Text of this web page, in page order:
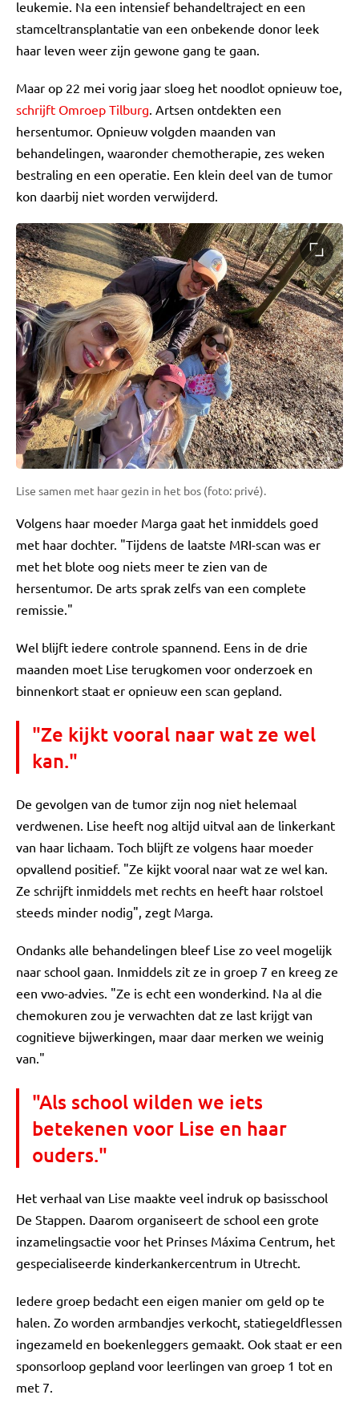
leukemie. Na een intensief behandeltraject en een
stamceltransplantatie van een onbekende donor leek
haar leven weer zijn gewone gang te gaan.
Maar op 22 mei vorig jaar sloeg het noodlot opnieuw toe,
schrijft Omroep Tilburg. Artsen ontdekten een
hersentumor. Opnieuw volgden maanden van
behandelingen, waaronder chemotherapie, zes weken
bestraling en een operatie. Een klein deel van de tumor
kon daarbij niet worden verwijderd.
Lise samen met haar gezin in het bos (foto: privé).
Volgens haar moeder Marga gaat het inmiddels goed
met haar dochter. "Tijdens de laatste MRI-scan was er
met het blote oog niets meer te zien van de
hersentumor. De arts sprak zelfs van een complete
remissie."
Wel blijft iedere controle spannend. Eens in de drie
maanden moet Lise terugkomen voor onderzoek en
binnenkort staat er opnieuw een scan gepland.
"Ze kijkt vooral naar wat ze wel
kan."
De gevolgen van de tumor zijn nog niet helemaal
verdwenen. Lise heeft nog altijd uitval aan de linkerkant
van haar lichaam. Toch blijft ze volgens haar moeder
opvallend positief. "Ze kijkt vooral naar wat ze wel kan.
Ze schrijft inmiddels met rechts en heeft haar rolstoel
steeds minder nodig", zegt Marga.
Ondanks alle behandelingen bleef Lise zo veel mogelijk
naar school gaan. Inmiddels zit ze in groep 7 en kreeg ze
een vwo-advies. "Ze is echt een wonderkind. Na al die
chemokuren zou je verwachten dat ze last krijgt van
cognitieve bijwerkingen, maar daar merken we weinig
van."
"Als school wilden we iets
betekenen voor Lise en haar
ouders."
Het verhaal van Lise maakte veel indruk op basisschool
De Stappen. Daarom organiseert de school een grote
inzamelingsactie voor het Prinses Máxima Centrum, het
gespecialiseerde kinderkankercentrum in Utrecht.
Iedere groep bedacht een eigen manier om geld op te
halen. Zo worden armbandjes verkocht, statiegeldflessen
ingezameld en boekenleggers gemaakt. Ook staat er een
sponsorloop gepland voor leerlingen van groep 1 tot en
met 7.